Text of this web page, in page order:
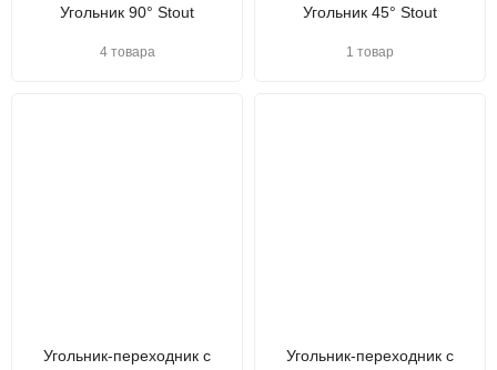
Угольник 90° Stout
4 товара
Угольник 45° Stout
1 товар
Угольник-переходник с
Угольник-переходник с